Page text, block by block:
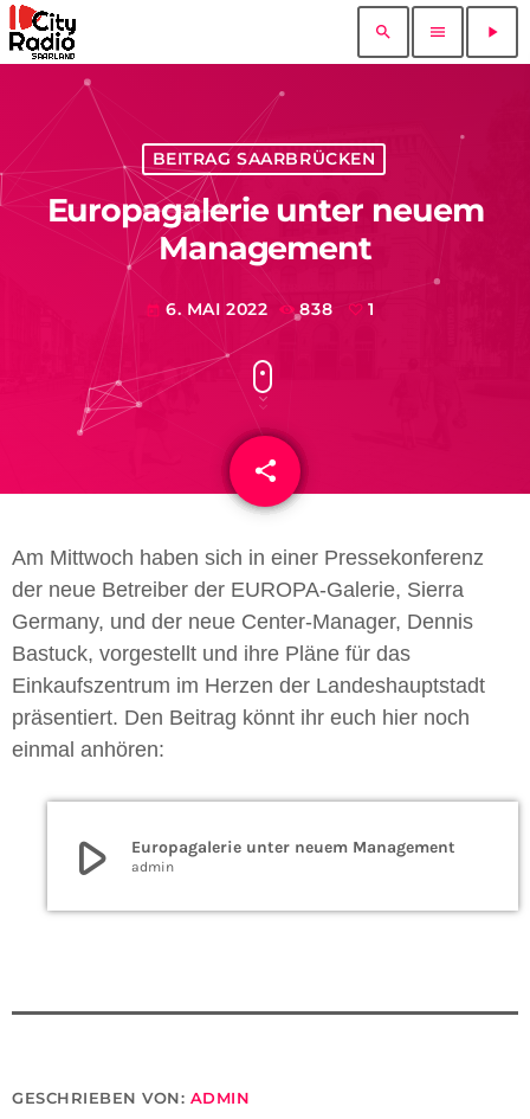
search menu play_arrow
BEITRAG SAARBRÜCKEN
Europagalerie unter neuem
Management
today 6. MAI 2022 838 1
share
email
Am Mittwoch haben sich in einer Pressekonferenz
der neue Betreiber der EUROPA-Galerie, Sierra
Germany, und der neue Center-Manager, Dennis
Bastuck, vorgestellt und ihre Pläne für das
Einkaufszentrum im Herzen der Landeshauptstadt
präsentiert. Den Beitrag könnt ihr euch hier noch
einmal anhören:
play_arrow Europagalerie unter neuem Management
admin
GESCHRIEBEN VON: ADMIN